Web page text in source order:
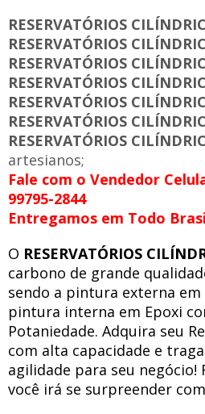
RESERVATÓRIOS
RESERVATÓRIOS
RESERVATÓRIOS
RESERVATÓRIOS
RESERVATÓRIOS
RESERVATÓRIOS
RESERVATÓRIOS
artesianos;
Fale com o Vendedor
99795-2844
Entregamos em Todo
O RESERVATÓRIOS
carbono de grande
sendo a pintura externa
pintura interna em Epoxi
Potaniedade. Adquira seu
com alta capacidade e
agilidade para seu negócio!
você irá se surpreender